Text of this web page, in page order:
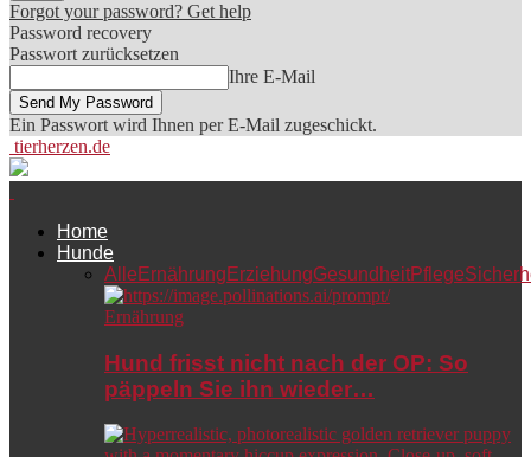
Forgot your password? Get help
Password recovery
Passwort zurücksetzen
Ihre E-Mail
Ein Passwort wird Ihnen per E-Mail zugeschickt.
tierherzen.de
Home
Hunde
Alle Ernährung ErziehungGesundheitPflege
Ernährung
Hund frisst nicht nach der OP: So
päppeln Sie ihn wieder…